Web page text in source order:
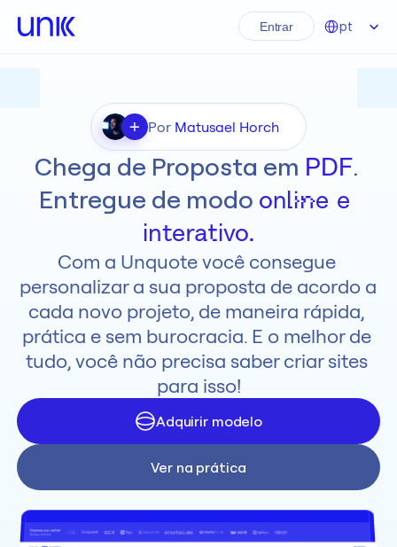
+ Por Matusael Horch
Chega de Proposta em PDF.
Entregue de modo online e
interativo.
Com a Unquote você consegue
personalizar a sua proposta de acordo a
cada novo projeto, de maneira rápida,
prática e sem burocracia. E o melhor de
tudo, você não precisa saber criar sites
para isso!
Adquirir modelo
Ver na prática
Entrar pt